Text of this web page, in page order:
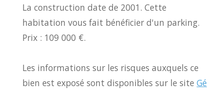
La construction date de 2001. Cette
habitation vous fait bénéficier d'un parking.
Prix : 109 000 €.
Les informations sur les risques auxquels ce
bien est exposé sont disponibles sur le siteGé